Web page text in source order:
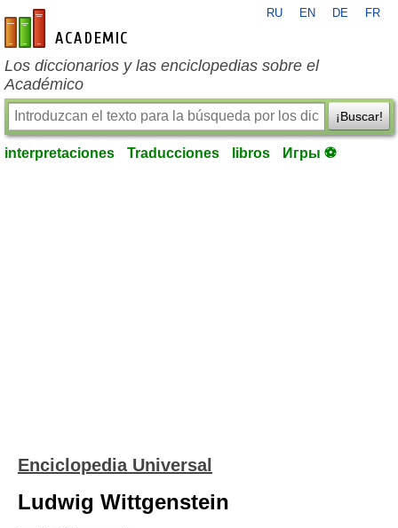
es-academic.com
RU EN DE FR
Los diccionarios y las enciclopedias sobre el
Académico
¡Buscar!
interpretaciones Traducciones libros Игры ⚽
Enciclopedia Universal
Ludwig Wittgenstein